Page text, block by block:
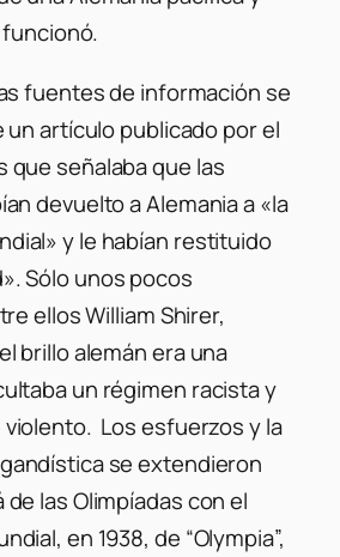
fuentes de información se
un artículo publicado por el
que señalaba que las
devuelto a Alemania a «la
y le habían restituido
Sólo unos pocos
ellos William Shirer,
brillo alemán era una
un régimen racista y
Los esfuerzos y la
se extendieron
de las Olimpíadas con el
en 1938, de “Olympia”,